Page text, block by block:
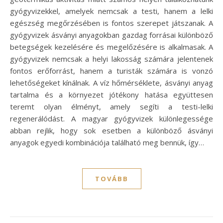
gyógyvizekkel, amelyek nemcsak a testi, hanem a lelki
egészség megőrzésében is fontos szerepet játszanak. A
gyógyvizek ásványi anyagokban gazdag forrásai különböző
betegségek kezelésére és megelőzésére is alkalmasak. A
gyógyvizek nemcsak a helyi lakosság számára jelentenek
fontos erőforrást, hanem a turisták számára is vonzó
lehetőségeket kínálnak. A víz hőmérséklete, ásványi anyag
tartalma és a környezet jótékony hatása együttesen
teremt olyan élményt, amely segíti a testi-lelki
regenerálódást. A magyar gyógyvizek különlegessége
abban rejlik, hogy sok esetben a különböző ásványi
anyagok egyedi kombinációja található meg bennük, így…
TOVÁBB